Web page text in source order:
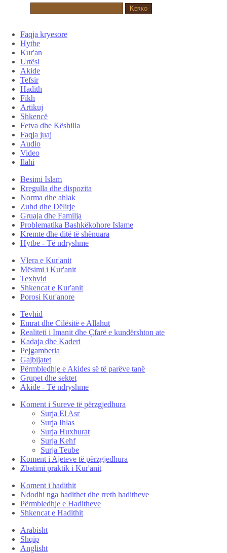
Faqja kryesore
Hytbe
Kur'an
Urtësi
Akide
Tefsir
Hadith
Fikh
Artikuj
Shkencë
Fetva dhe Këshilla
Faqja juaj
Audio
Video
Ilahi
Besimi Islam
Rregulla dhe dispozita
Norma dhe ahlak
Zuhd dhe Dëlirje
Gruaja dhe Familja
Problematika Bashkëkohore Islame
Kremte dhe ditë të shënuara
Hytbe - Të ndryshme
Vlera e Kur'anit
Mësimi i Kur'anit
Texhvid
Shkencat e Kur'anit
Porosi Kur'anore
Tevhid
Emrat dhe Cilësitë e Allahut
Realiteti i Imanit dhe Çfarë e kundërshton ate
Kadaja dhe Kaderi
Pejgamberia
Gajbijatet
Përmbledhje e Akides së të parëve tanë
Grupet dhe sektet
Akide - Të ndryshme
Koment i Sureve të përzgjedhura
Surja El Asr
Surja Ihlas
Surja Huxhurat
Surja Kehf
Surja Teube
Koment i Ajeteve të përzgjedhura
Zbatimi praktik i Kur'anit
Koment i hadithit
Ndodhi nga hadithet dhe rreth haditheve
Përmbledhje e Haditheve
Shkencat e Hadithit
Arabisht
Shqip
Anglisht